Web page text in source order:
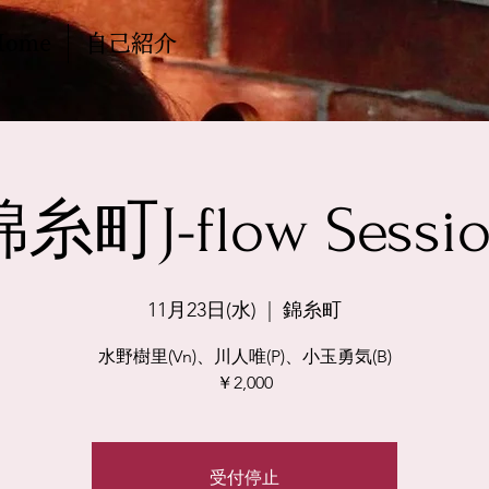
自己紹介
糸町J-flow
11月23日(水) 錦糸町
水野樹里(Vn)、川人唯(P)、小玉勇気(B)
￥2,000
受付停止